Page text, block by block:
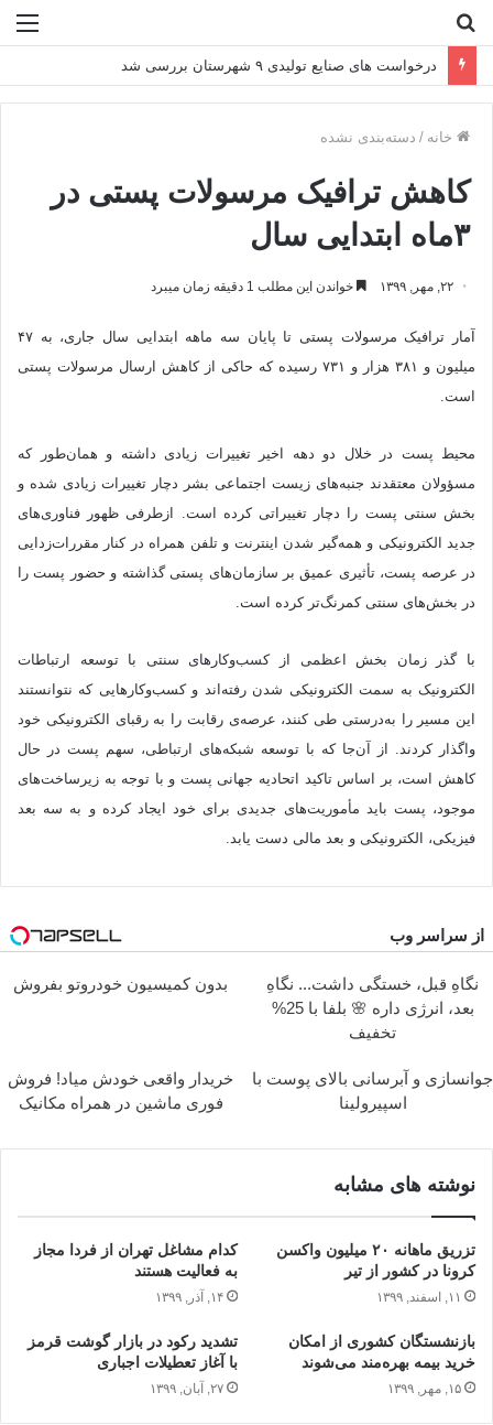
درخواست‌ های صنایع تولیدی ۹ شهرستان بررسی شد
خانه / دسته‌بندی نشده
کاهش ترافیک مرسولات پستی در
۳ماه ابتدایی سال
۲۲, مهر, ۱۳۹۹ خواندن این مطلب 1 دقیقه زمان میبرد
آمار ترافیک مرسولات پستی تا پایان سه ماهه ابتدایی سال جاری، به ۴۷
میلیون و ۳۸۱ هزار و ۷۳۱ رسیده که حاکی از کاهش ارسال مرسولات پستی
است.
محیط پست در خلال دو دهه اخیر تغییرات زیادی داشته و همان‌طور که
مسؤولان معتقدند جنبه‌های زیست اجتماعی بشر دچار تغییرات زیادی شده و
بخش سنتی پست را دچار تغییراتی کرده است. ازطرفی ظهور فناوری‌های
جدید الکترونیکی و همه‌گیر شدن اینترنت و تلفن همراه در کنار مقررات‌زدایی
در عرصه پست، تأثیری عمیق بر سازمان‌های پستی گذاشته و حضور پست را
در بخش‌های سنتی کمرنگ‌تر کرده است.
با گذر زمان بخش اعظمی از کسب‌وکارهای سنتی با توسعه ارتباطات
الکترونیک به سمت الکترونیکی شدن رفته‌اند و کسب‌وکارهایی که نتوانستند
این مسیر را به‌درستی طی کنند، عرصه‌ی رقابت را به رقبای الکترونیکی خود
واگذار کردند. از آن‌جا که با توسعه شبکه‌های ارتباطی، سهم پست در حال
کاهش است، بر اساس تاکید اتحادیه جهانی پست و با توجه به زیرساخت‌های
موجود، پست باید مأموریت‌های جدیدی برای خود ایجاد کرده و به سه بعد
فیزیکی، الکترونیکی و بعد مالی دست یابد.
از سراسر وب
نگاهِ قبل، خستگی داشت... نگاهِ
بعد، انرژی داره 🌸 بلفا با 25%
تخفیف
بدون کمیسیون خودروتو بفروش
جوانسازی و آبرسانی بالای پوست با
اسپیرولینا
خریدار واقعی خودش میاد! فروش
فوری ماشین در همراه مکانیک
نوشته های مشابه
تزریق ماهانه ۲۰ میلیون واکسن
کرونا در کشور از تیر
۱۱, اسفند, ۱۳۹۹
کدام مشاغل تهران از فردا مجاز
به فعالیت هستند
۱۴, آذر, ۱۳۹۹
بازنشستگان کشوری از امکان
خرید بیمه بهره‌مند می‌شوند
۱۵, مهر, ۱۳۹۹
تشدید رکود در بازار گوشت قرمز
با آغاز تعطیلات اجباری
۲۷, آبان, ۱۳۹۹